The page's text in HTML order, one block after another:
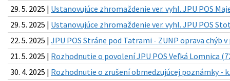
29. 5. 2025 | Ustanovujúce zhromaždenie ver. vyhl. JPU POS
29. 5. 2025 | Ustanovujúce zhromaždenie ver. vyhl. JPU POS
22. 5. 2025 | JPU POS Stráne pod Tatrami - ZUNP oprava chýb
21. 5. 2025 | Rozhodnutie o povolení JPU POS Veľká Lomnica
30. 4. 2025 | Rozhodnutie o zrušení obmedzujúcej poznámky -